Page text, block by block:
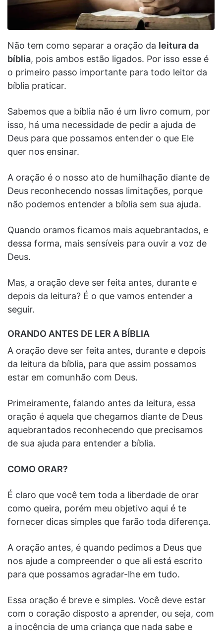
Não tem como separar a oração da leitura da
bíblia, pois ambos estão ligados. Por isso esse é
o primeiro passo importante para todo leitor da
bíblia praticar.
Sabemos que a bíblia não é um livro comum, por
isso, há uma necessidade de pedir a ajuda de
Deus para que possamos entender o que Ele
quer nos ensinar.
A oração é o nosso ato de humilhação diante de
Deus reconhecendo nossas limitações, porque
não podemos entender a bíblia sem sua ajuda.
Quando oramos ficamos mais aquebrantados, e
dessa forma, mais sensíveis para ouvir a voz de
Deus.
Mas, a oração deve ser feita antes, durante e
depois da leitura? É o que vamos entender a
seguir.
ORANDO ANTES DE LER A BÍBLIA
A oração deve ser feita antes, durante e depois
da leitura da bíblia, para que assim possamos
estar em comunhão com Deus.
Primeiramente, falando antes da leitura, essa
oração é aquela que chegamos diante de Deus
aquebrantados reconhecendo que precisamos
de sua ajuda para entender a bíblia.
COMO ORAR?
É claro que você tem toda a liberdade de orar
como queira, porém meu objetivo aqui é te
fornecer dicas simples que farão toda diferença.
A oração antes, é quando pedimos a Deus que
nos ajude a compreender o que ali está escrito
para que possamos agradar-lhe em tudo.
Essa oração é breve e simples. Você deve estar
com o coração disposto a aprender, ou seja, com
a inocência de uma criança que nada sabe e